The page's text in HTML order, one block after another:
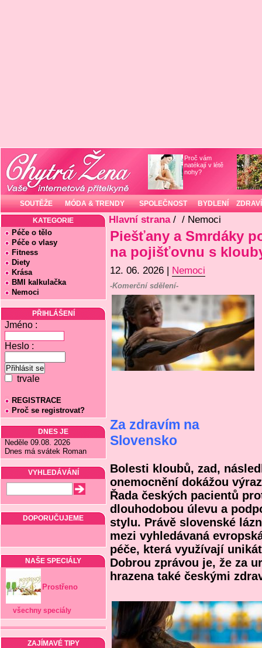
Proč vám
natékají v létě
nohy?
SOUTĚŽE MÓDA & TRENDY SPOLEČNOST BYDLENÍ ZDRAVÍ
KATEGORIE
Péče o tělo
Péče o vlasy
Fitness
Diety
Krása
BMI kalkulačka
Nemoci
PŘIHLÁŠENÍ
Jméno :
Heslo :
trvale
REGISTRACE
Proč se registrovat?
DNES JE
Neděle 09.08. 2026
Dnes má svátek Roman
VYHLEDÁVÁNÍ
DOPORUČUJEME
NAŠE SPECIÁLY
Prostřeno
všechny speciály
ZAJÍMAVÉ TIPY
Hlavní strana/ / Nemoci
Piešťany a Smrdáky
na pojišťovnu s
12. 06. 2026 | Nemoci
-Komerční sdělení-
Za zdravím na
Slovensko
Bolesti kloubů, zad,
onemocnění dokážou
Řada českých pacientů
dlouhodobou úlevu a
stylu. Právě slovenské
mezi vyhledávaná
péče, která využívají
Dobrou zprávou je, že za
hrazena také českými